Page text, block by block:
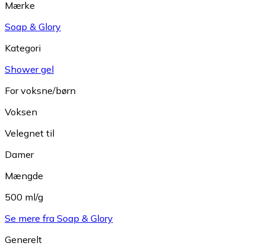
Mærke
Soap & Glory
Kategori
Shower gel
For voksne/børn
Voksen
Velegnet til
Damer
Mængde
500 ml/g
Se mere fra Soap & Glory
Generelt